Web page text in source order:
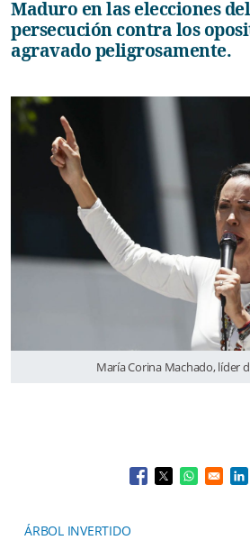
Maduro en las elecciones
persecución contra los
agravado peligrosamente.
María Corina Machado, líder
Opens in a new
Opens in a
Opens in
ÁRBOL INVERTIDO